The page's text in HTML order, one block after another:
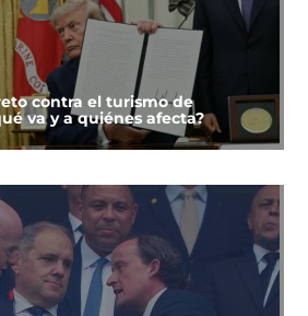
contra el turismo de
va y a quiénes afecta?